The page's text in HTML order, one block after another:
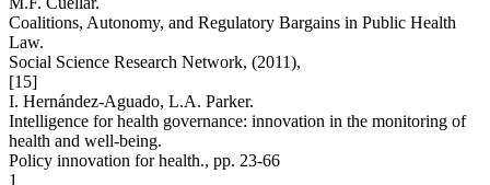
Coalitions, Autonomy, and Regulatory Bargains in Public Health
Law.
Social Science Research Network, (2011),
[15]
I. Hernández-Aguado, L.A. Parker.
Intelligence for health governance: innovation in the monitoring of
health and well-being.
Policy innovation for health., pp. 23-66
1